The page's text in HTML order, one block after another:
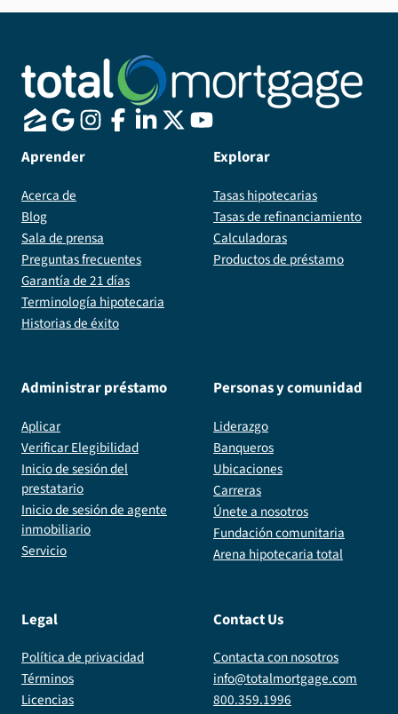
Aprender
Acerca de
Blog
Sala de prensa
Preguntas frecuentes
Garantía de 21 días
Terminología hipotecaria
Historias de éxito
Explorar
Tasas hipotecarias
Tasas de refinanciamiento
Calculadoras
Productos de préstamo
Administrar préstamo
Aplicar
Verificar Elegibilidad
Inicio de sesión del
prestatario
Inicio de sesión de agente
inmobiliario
Servicio
Personas y comunidad
Liderazgo
Banqueros
Ubicaciones
Carreras
Únete a nosotros
Fundación comunitaria
Arena hipotecaria total
Legal
Política de privacidad
Términos
Licencias
Contact Us
Contacta con nosotros
info@totalmortgage.com
800.359.1996